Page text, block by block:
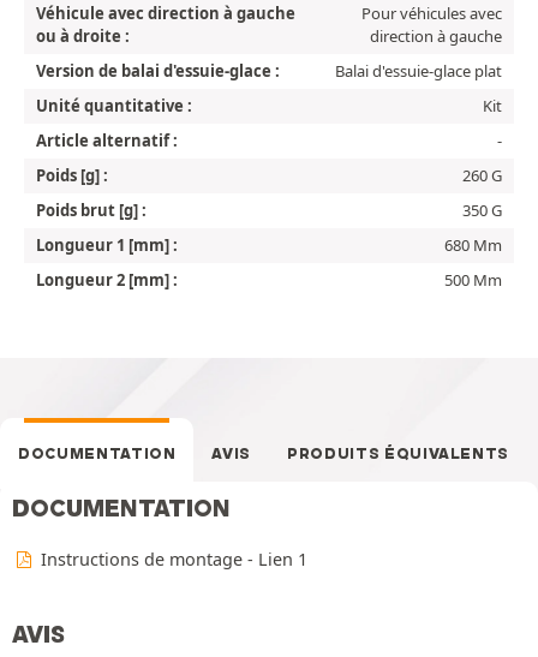
Véhicule avec direction à gauche
ou à droite :
Pour véhicules avec
direction à gauche
Version de balai d'essuie-glace :
Balai d'essuie-glace plat
Unité quantitative :
Kit
Article alternatif :
-
Poids [g] :
260 G
Poids brut [g] :
350 G
Longueur 1 [mm] :
680 Mm
Longueur 2 [mm] :
500 Mm
DOCUMENTATION AVIS PRODUITS ÉQUIVALENTS
DOCUMENTATION
Instructions de montage - Lien 1
AVIS